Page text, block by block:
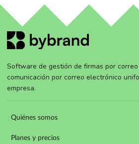
Software de gestión de firmas por
comunicación por correo electrónico
empresa.
Quiénes somos
Planes y precios